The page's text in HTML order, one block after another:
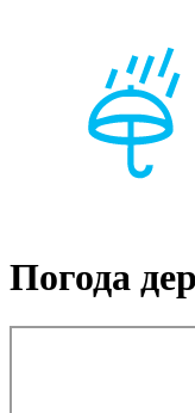
Погода